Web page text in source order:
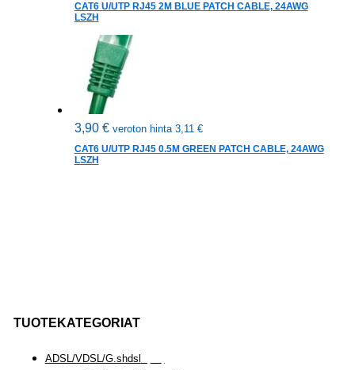
TUOTEKATEGORIAT
ADSL/VDSL/G.shdsl
CAT6 U/UTP RJ45 2M BLUE PATCH CABLE, 24AWG
LSZH
3,90 € veroton hinta 3,11 €
CAT6 U/UTP RJ45 0.5M GREEN PATCH CABLE, 24AWG
LSZH